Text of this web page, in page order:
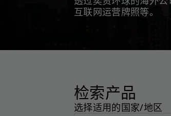
互联网运营牌照等。
检索产品
选择适用的国家/地区